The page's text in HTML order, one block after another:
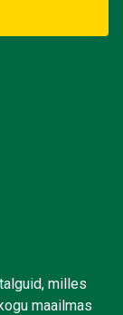
milles
maailmas